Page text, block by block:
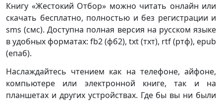
Книгу «Жестокий Отбор» можно читать онлайн или
скачать бесплатно, полностью и без регистрации и
sms (смс). Доступна полная версия на русском языке
в удобных форматах: fb2 (фб2), txt (тхт), rtf (ртф), epub
(епаб).
Наслаждайтесь чтением как на телефоне, айфоне,
компьютере или электронной книге, так и на
планшетах и других устройствах. Где бы вы ни были